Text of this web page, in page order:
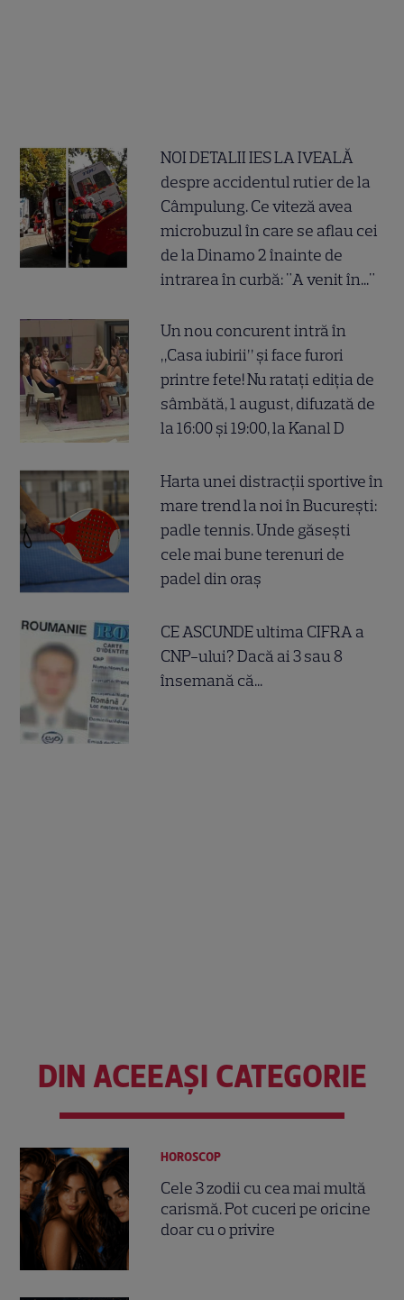
NOI DETALII IES LA IVEALĂ
despre accidentul rutier de la
Câmpulung. Ce viteză avea
microbuzul în care se aflau cei
de la Dinamo 2 înainte de
intrarea în curbă: "A venit în..."
Un nou concurent intră în
„Casa iubirii” și face furori
printre fete! Nu ratați ediția de
sâmbătă, 1 august, difuzată de
la 16:00 și 19:00, la Kanal D
Harta unei distracții sportive în
mare trend la noi în București:
padle tennis. Unde găsești
cele mai bune terenuri de
padel din oraș
CE ASCUNDE ultima CIFRA a
CNP-ului? Dacă ai 3 sau 8
însemană că...
DIN ACEEAȘI CATEGORIE
HOROSCOP
Cele 3 zodii cu cea mai multă
carismă. Pot cuceri pe oricine
doar cu o privire